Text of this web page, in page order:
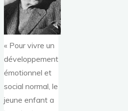
« Pour vivre un
développement
émotionnel et
social normal, le
jeune enfant a